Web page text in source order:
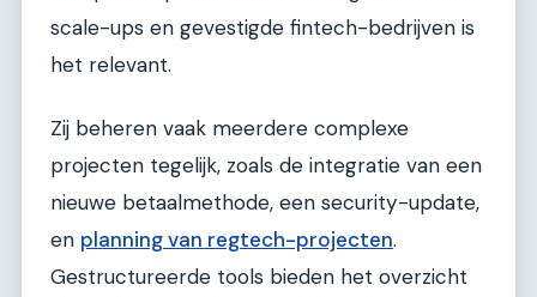
scale-ups en gevestigde fintech-bedrijven is
het relevant.
Zij beheren vaak meerdere complexe
projecten tegelijk, zoals de integratie van een
nieuwe betaalmethode, een security-update,
en planning van regtech-projecten.
Gestructureerde tools bieden het overzicht